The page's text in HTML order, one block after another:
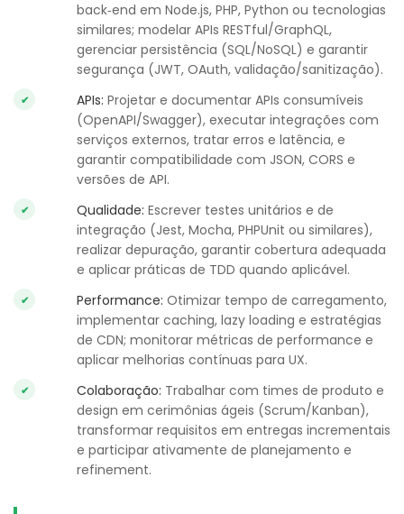
back‑end em Node.js, PHP, Python ou tecnologias
similares; modelar APIs RESTful/GraphQL,
gerenciar persistência (SQL/NoSQL) e garantir
segurança (JWT, OAuth, validação/sanitização).
APIs: Projetar e documentar APIs consumíveis
(OpenAPI/Swagger), executar integrações com
serviços externos, tratar erros e latência, e
garantir compatibilidade com JSON, CORS e
versões de API.
Qualidade: Escrever testes unitários e de
integração (Jest, Mocha, PHPUnit ou similares),
realizar depuração, garantir cobertura adequada
e aplicar práticas de TDD quando aplicável.
Performance: Otimizar tempo de carregamento,
implementar caching, lazy loading e estratégias
de CDN; monitorar métricas de performance e
aplicar melhorias contínuas para UX.
Colaboração: Trabalhar com times de produto e
design em cerimônias ágeis (Scrum/Kanban),
transformar requisitos em entregas incrementais
e participar ativamente de planejamento e
refinement.